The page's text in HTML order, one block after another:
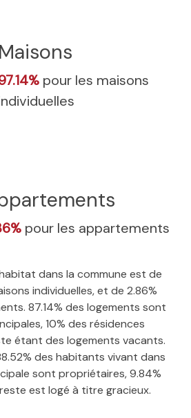
Maisons
pour les maisons
pour les appartements
dans la commune est de
individuelles, et de 2.86%
87.14% des logements sont
10% des résidences
étant des logements vacants.
des habitants vivant dans
sont propriétaires, 9.84%
est logé à titre gracieux.